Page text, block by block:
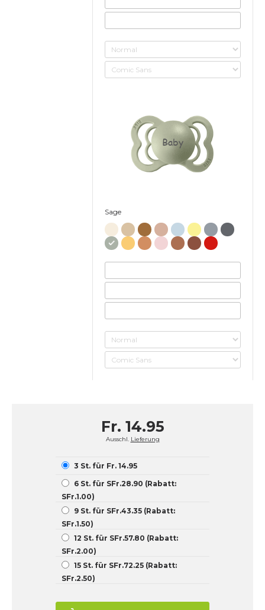
Baby
Sage
Fr. 14.95
Ausschl. Lieferung
3 St. für Fr. 14.95
6 St. für SFr.28.90 (Rabatt:
SFr.1.00)
9 St. für SFr.43.35 (Rabatt:
SFr.1.50)
12 St. für SFr.57.80 (Rabatt:
SFr.2.00)
15 St. für SFr.72.25 (Rabatt:
SFr.2.50)